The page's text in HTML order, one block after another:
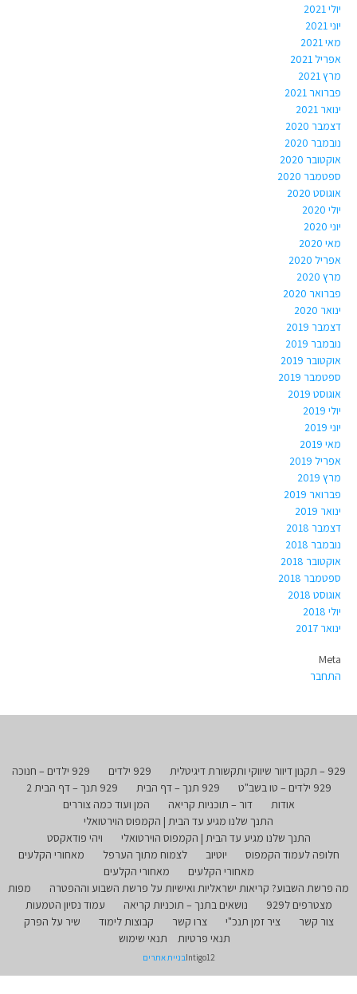
יולי 2021
יוני 2021
מאי 2021
אפריל 2021
מרץ 2021
פברואר 2021
ינואר 2021
דצמבר 2020
נובמבר 2020
אוקטובר 2020
ספטמבר 2020
אוגוסט 2020
יולי 2020
יוני 2020
מאי 2020
אפריל 2020
מרץ 2020
פברואר 2020
ינואר 2020
דצמבר 2019
נובמבר 2019
אוקטובר 2019
ספטמבר 2019
אוגוסט 2019
יולי 2019
יוני 2019
מאי 2019
אפריל 2019
מרץ 2019
פברואר 2019
ינואר 2019
דצמבר 2018
נובמבר 2018
אוקטובר 2018
ספטמבר 2018
אוגוסט 2018
יולי 2018
ינואר 2017
Meta
התחבר
929 – תקנון דיוור שיווקי ותקשורת דיגיטלית 929 ילדים
929 ילדים – חנוכה
929 ילדים – טו בשב"ט
929 תנך – דף הבית
929 תנך – דף הבית 2
אודות
דור – תוכניות קריאה
המן ועוד כמה צוררים
התנך שלנו מגיע עד הבית | הקמפוס הוירטואלי
התנך שלנו מגיע עד הבית | הקמפוס הוירטואלי
ויהי פודאקסט
חלופה לעמוד הקמפוס
יוטיוב לצמוח מתוך הערפל
מאחורי הקלעים
מאחורי הקלעים
מאחורי הקלעים
מה פרשת השבוע? קריאות ישראליות ואישיות על פרשת השבוע וההפטרה
מפות
מצטרפים ל929
נושאים בתנך – תוכניות קריאה
עמוד נסיון הטמעות
צור קשר
ציר זמן תנכ"י צרו קשר קבוצות לימוד
שיר על הפרק
תנאי פרטיות
תנאי שימוש
Intigo12בניית אתרים